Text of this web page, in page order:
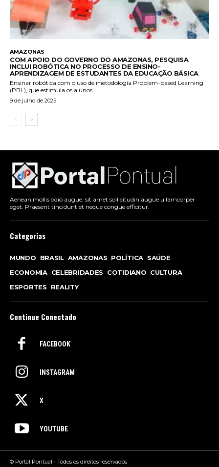
AMAZONAS
COM APOIO DO GOVERNO DO AMAZONAS, PESQUISA
INCLUI ROBÓTICA NO PROCESSO DE ENSINO-
APRENDIZAGEM DE ESTUDANTES DA EDUCAÇÃO BÁSICA
Ensinar robótica com o uso de metodologia Problem-based Learning
(PBL), que estimula os alunos...
9 de julho de 2025
Aenean mollis odio augue, sit amet sollicitudin augue ullamcorper
eget. Praesent tincidunt et neque congue efficitur.
Categorias
MUNDO BRASIL AMAZONAS POLÍTICA SAÚDE
ECONOMIA CELEBRIDADES COTIDIANO CULTURA
ESPORTES
REALITY
Continue Conectado
FACEBOOK
INSTAGRAM
X
YOUTUBE
© Portal Pontual - Todos os direitos reservados